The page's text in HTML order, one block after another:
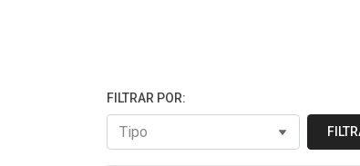
FILTRAR POR: